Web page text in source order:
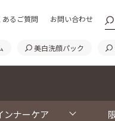
あるご質問 お問い合わせ
美白洗顔パック
ンナーケア